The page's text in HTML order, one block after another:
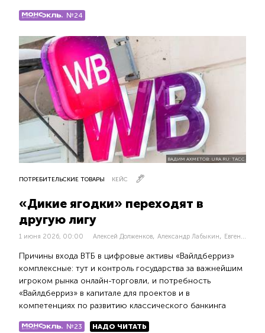
№24
ВАДИМ АХМЕТОВ: URA.RU: ТАСС
ПОТРЕБИТЕЛЬСКИЕ ТОВАРЫ КЕЙС
«Дикие ягодки» переходят в
другую лигу
1 июня 2026, 00:00 Алексей Долженков, Александр Лабыкин, Евгения Обухова
Причины входа ВТБ в цифровые активы «Вайлдберриз»
комплексные: тут и контроль государства за важнейшим
игроком рынка онлайн-торговли, и потребность
«Вайлдберриз» в капитале для проектов и в
компетенциях по развитию классического банкинга
№23 НАДО ЧИТАТЬ